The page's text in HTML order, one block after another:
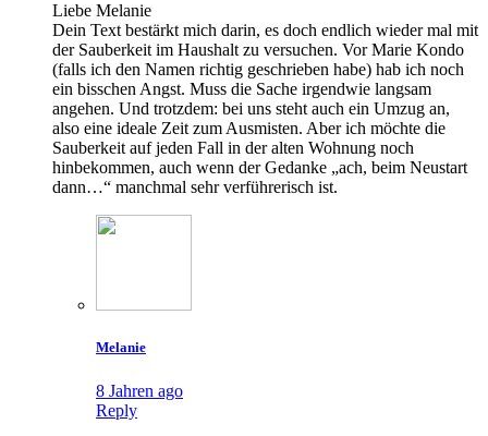
Liebe Melanie
Dein Text bestärkt mich darin, es doch endlich wieder mal mit
der Sauberkeit im Haushalt zu versuchen. Vor Marie Kondo
(falls ich den Namen richtig geschrieben habe) hab ich noch
ein bisschen Angst. Muss die Sache irgendwie langsam
angehen. Und trotzdem: bei uns steht auch ein Umzug an,
also eine ideale Zeit zum Ausmisten. Aber ich möchte die
Sauberkeit auf jeden Fall in der alten Wohnung noch
hinbekommen, auch wenn der Gedanke „ach, beim Neustart
dann…“ manchmal sehr verführerisch ist.
Melanie
8 Jahren ago
Reply